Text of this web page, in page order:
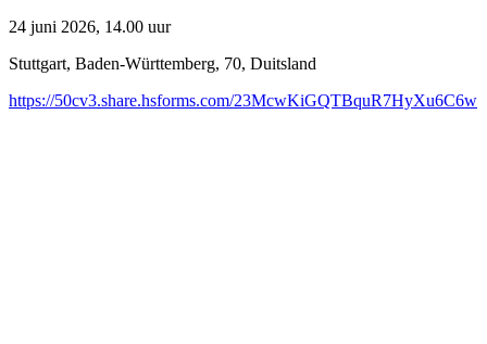
24 juni 2026, 14.00 uur
Stuttgart, Baden-Württemberg, 70, Duitsland
https://50cv3.share.hsforms.com/23McwKiGQTBquR7HyXu6C6w